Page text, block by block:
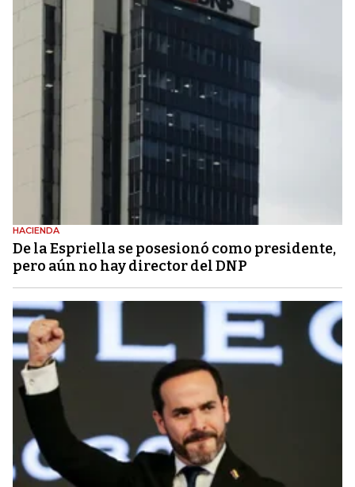
HACIENDA
De la Espriella se posesionó como presidente,
pero aún no hay director del DNP